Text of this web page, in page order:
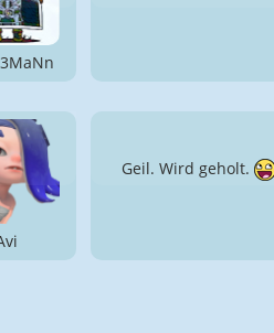
Geil. Wird geholt.